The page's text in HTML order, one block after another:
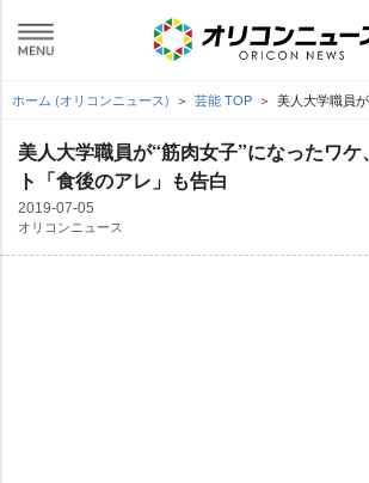
ホーム (オリコンニュース) 芸能 TOP 美人大学職員
美人大学職員が“筋肉女子”になったワ
ト「食後のアレ」も告白
2019-07-05
オリコンニュース